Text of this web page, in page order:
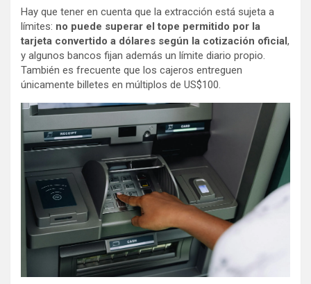
Hay que tener en cuenta que la extracción está sujeta a
límites: no puede superar el tope permitido por la
tarjeta convertido a dólares según la cotización oficial,
y algunos bancos fijan además un límite diario propio.
También es frecuente que los cajeros entreguen
únicamente billetes en múltiplos de US$100.